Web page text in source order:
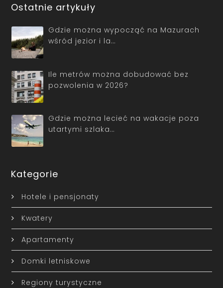
Ostatnie artykuły
Gdzie można wypocząć na Mazurach
wśród jezior i la…
Ile metrów można dobudować bez
pozwolenia w 2026?
Gdzie można lecieć na wakacje poza
utartymi szlaka…
Kategorie
Hotele i pensjonaty
Kwatery
Apartamenty
Domki letniskowe
Regiony turystyczne